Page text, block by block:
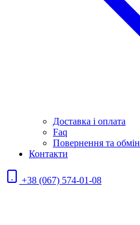
Доставка і оплата
Faq
Повернення та обмін
Контакти
+38 (067) 574-01-08